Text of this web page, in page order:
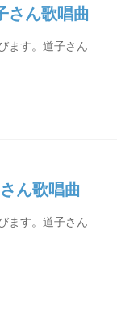
さん歌唱曲
ます。道子さん
ん歌唱曲
ます。道子さん